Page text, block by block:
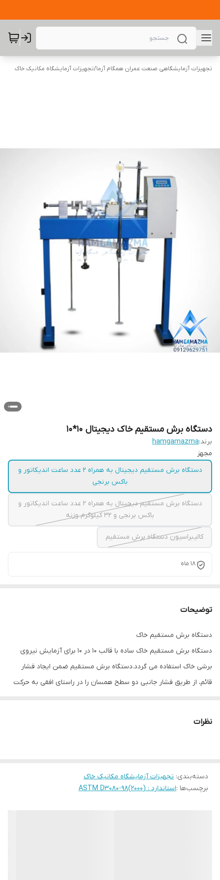
تجهیزات آزمایشگاهی صنعت عمران همگام آزما/تجهیزات آزمایشگاه مکانیک خاک
دستگاه برش مستقیم خاک دیجیتال 10*10
برند:hamgamazma
مجهز
دستگاه برش مستقیم دیجیتال به همراه 2 عدد ساعت اندیکاتور و
باکس برنجی
دستگاه برش مستقیم دیجیتال به همراه 2 عدد ساعت اندیکاتور و
باکس برنجی و 32 کیلوگرم وزنه
کالیبراسیون دستگاه برش مستقیم
18 ماه
توضیحات
دستگاه برش مستقیم خاک
دستگاه برش مستقیم خاک ساده با قالب 10 در 10 برای آزمایش نیروی
برشی خاک استفاده می گردد.دستگاه برش مستقیم ضمن ایجاد فشار
قائم، از طریق فشار جانبی دو سطح همسان را در راستای افقی به حرکت
ویدیو دستگاه را
دارای نمایشگر نیرو Backlight
مجهز به لودسل نیرو 5 کیلونیوتن با دقت 1 نیوتن
نظرات
دسته‌بندی: تجهیزات آزمایشگاه مکانیک خاک
برچسب‌ها :استاندارد : ASTM D3080-98(2000)